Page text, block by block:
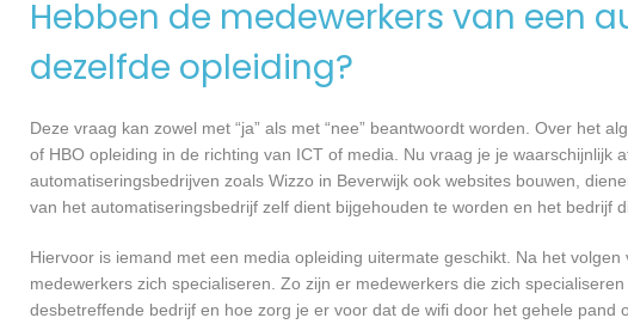
Hebben de medewerkers van een
dezelfde opleiding?
Deze vraag kan zowel met “ja” als met “nee” beantwoordt worden. Over het
of HBO opleiding in de richting van ICT of media. Nu vraag je je
automatiseringsbedrijven zoals Wizzo in Beverwijk ook websites bouwen,
van het automatiseringsbedrijf zelf dient bijgehouden te worden en het bedrijf
Hiervoor is iemand met een media opleiding uitermate geschikt. Na het
medewerkers zich specialiseren. Zo zijn er medewerkers die zich
desbetreffende bedrijf en hoe zorg je er voor dat de wifi door het gehele